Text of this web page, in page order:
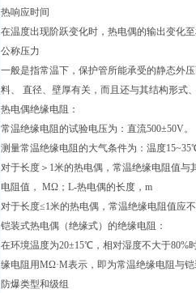
热响应时间
在温度出现阶跃变化时，热电偶的输出变化
公称压力
一般是指常温下，保护管所能承受的静态外
料、 直径、壁厚有关，而且还与其结构形式
热电偶绝缘电阻：
常温绝缘电阻的试验电压为：直流500±50V。
测量常温绝缘电阻的大气条件为：温度15~35
对于长度＞1米的热电偶，常温绝缘电阻值与
电阻值， MΩ；L-热电偶的长度，m
对于长度≤1米的热电偶，常温绝缘电阻值应
铠装式热电偶（绝缘式）的绝缘电阻：
在环境温度为20±15℃ ，相对湿度不大于
缘电阻用MΩ·M表示，即为常温绝缘电阻与铠
防爆类型和级组